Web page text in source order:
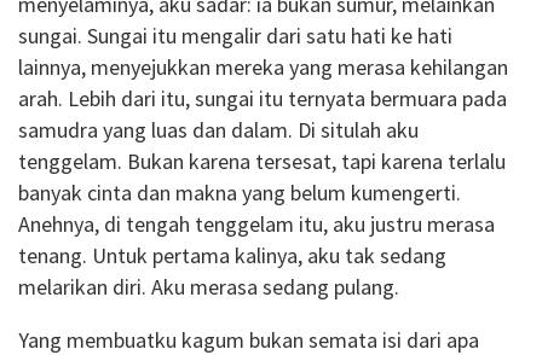
sungai. Sungai itu mengalir dari satu hati ke hati
lainnya, menyejukkan mereka yang merasa kehilangan
arah. Lebih dari itu, sungai itu ternyata bermuara pada
samudra yang luas dan dalam. Di situlah aku
tenggelam. Bukan karena tersesat, tapi karena terlalu
banyak cinta dan makna yang belum kumengerti.
Anehnya, di tengah tenggelam itu, aku justru merasa
tenang. Untuk pertama kalinya, aku tak sedang
melarikan diri. Aku merasa sedang pulang.
Yang membuatku kagum bukan semata isi dari apa